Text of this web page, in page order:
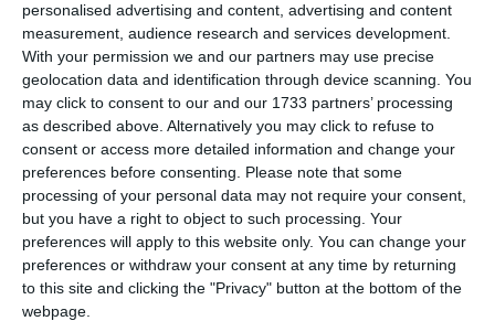
personalised advertising and content, advertising and content
measurement, audience research and services development.
With your permission we and our partners may use precise
geolocation data and identification through device scanning. You
may click to consent to our and our 1733 partners’ processing
as described above. Alternatively you may click to refuse to
consent or access more detailed information and change your
preferences before consenting. Please note that some
processing of your personal data may not require your consent,
but you have a right to object to such processing. Your
preferences will apply to this website only. You can change your
preferences or withdraw your consent at any time by returning
to this site and clicking the "Privacy" button at the bottom of the
webpage.
Seria Sud: 1. Gloria Albești – 30p (13m), 2. Aurora 23
August – 29p (13m), 3. Inter Costinești – 27p (13m), 4.
Unirea 23 Cobadin – 26p (13m), 5. Voința Siminoc – 24p
(13m), 6. Avântul Comana – 23p (13m), 7. AS Viișoara –
21p (13m), 8. Constructorul Topraisar – 20p (13m), 9.
Progresul Osmancea – 20p (14m), 10. Șoimii Topraisar –
19p (13m), 11. Unirea Topraisar – 13p (13m), 12. AS
Independența – 9p (13m), 13. CS Negru Vodă – 7p (13m),
14. Luceafărul Amzacea – 7p (13m), 15. AS Chirnogeni – 1p
(13m).